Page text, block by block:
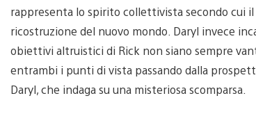
rappresenta lo spirito collettivista secondo cui
ricostruzione del nuovo mondo. Daryl invece
obiettivi altruistici di Rick non siano sempre
entrambi i punti di vista passando dalla
Daryl, che indaga su una misteriosa scomparsa.